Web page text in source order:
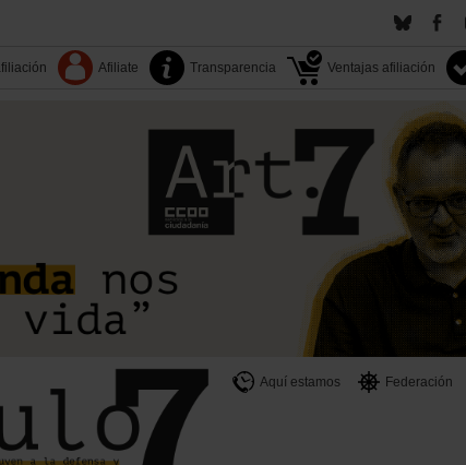
Afiliate Transparencia Ventajas afiliación
Aquí estamos Federación